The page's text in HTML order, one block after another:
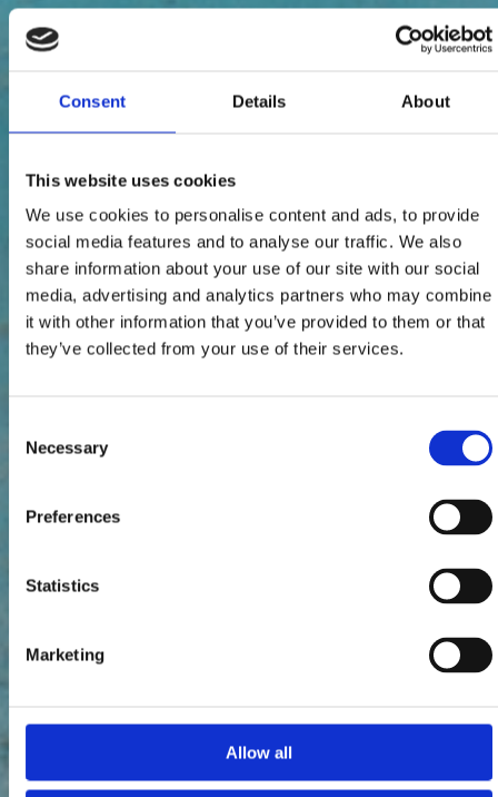
Consent Details About
This website uses cookies
We use cookies to personalise content and ads, to provide
social media features and to analyse our traffic. We also
share information about your use of our site with our social
media, advertising and analytics partners who may combine
it with other information that you’ve provided to them or that
they’ve collected from your use of their services.
Selection
Necessary
Preferences
Statistics
Marketing
Allow all